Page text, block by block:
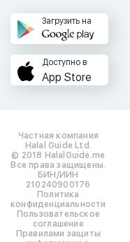
Загрузить на
Доступно в
App Store
Частная компания
Halal Guide Ltd.
© 2018 HalalGuide.me
Все права защищены.
БИН/ИИН
210240900176
Политика
конфиденциальности
Пользовательское
соглашение
Правилами защиты